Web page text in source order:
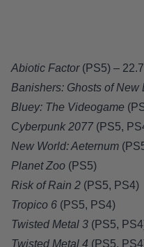
Abiotic Factor(PS5) –
Banishers: Ghosts of New
Bluey: The Videogame
Cyberpunk 2077(PS5,
New World: Aeternum
Planet Zoo (PS5)
Risk of Rain 2 (PS5, PS4)
Tropico 6 (PS5, PS4)
Twisted Metal 3 (PS5,
Twisted Metal 4 (PS5,